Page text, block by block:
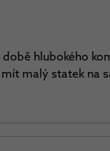
hlubokého
malý statek na